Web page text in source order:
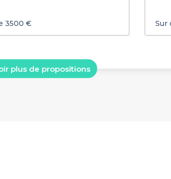
3500 € Sur
plus de propositions